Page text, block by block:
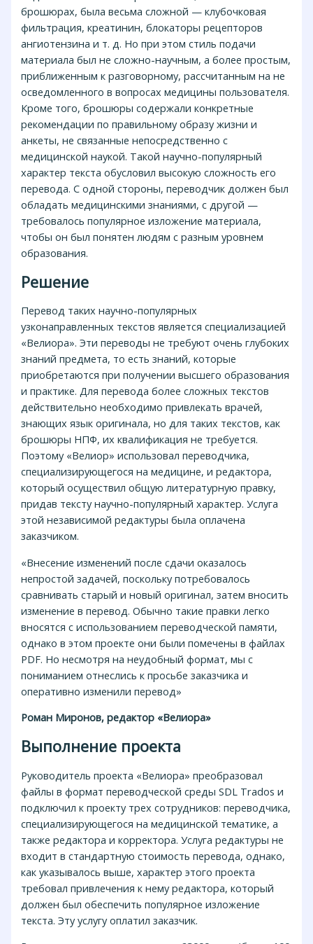
брошюрах, была весьма сложной — клубочковая
фильтрация, креатинин, блокаторы рецепторов
ангиотензина и т. д. Но при этом стиль подачи
материала был не сложно-научным, а более простым,
приближенным к разговорному, рассчитанным на не
осведомленного в вопросах медицины пользователя.
Кроме того, брошюры содержали конкретные
рекомендации по правильному образу жизни и
анкеты, не связанные непосредственно с
медицинской наукой. Такой научно-популярный
характер текста обусловил высокую сложность его
перевода. С одной стороны, переводчик должен был
обладать медицинскими знаниями, с другой —
требовалось популярное изложение материала,
чтобы он был понятен людям с разным уровнем
образования.
Решение
Перевод таких научно-популярных
узконаправленных текстов является специализацией
«Велиора». Эти переводы не требуют очень глубоких
знаний предмета, то есть знаний, которые
приобретаются при получении высшего образования
и практике. Для перевода более сложных текстов
действительно необходимо привлекать врачей,
знающих язык оригинала, но для таких текстов, как
брошюры НПФ, их квалификация не требуется.
Поэтому «Велиор» использовал переводчика,
специализирующегося на медицине, и редактора,
который осуществил общую литературную правку,
придав тексту научно-популярный характер. Услуга
этой независимой редактуры была оплачена
заказчиком.
«Внесение изменений после сдачи оказалось
непростой задачей, поскольку потребовалось
сравнивать старый и новый оригинал, затем вносить
изменение в перевод. Обычно такие правки легко
вносятся с использованием переводческой памяти,
однако в этом проекте они были помечены в файлах
PDF. Но несмотря на неудобный формат, мы с
пониманием отнеслись к просьбе заказчика и
оперативно изменили перевод»
Роман Миронов, редактор «Велиора»
Выполнение проекта
Руководитель проекта «Велиора» преобразовал
файлы в формат переводческой среды SDL Trados и
подключил к проекту трех сотрудников: переводчика,
специализирующегося на медицинской тематике, а
также редактора и корректора. Услуга редактуры не
входит в стандартную стоимость перевода, однако,
как указывалось выше, характер этого проекта
требовал привлечения к нему редактора, который
должен был обеспечить популярное изложение
текста. Эту услугу оплатил заказчик.